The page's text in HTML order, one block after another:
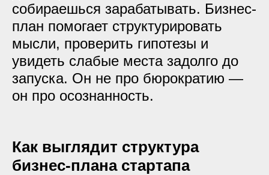
собираешься зарабатывать. Бизнес-
план помогает структурировать
мысли, проверить гипотезы и
увидеть слабые места задолго до
запуска. Он не про бюрократию —
он про осознанность.
Как выглядит структура
бизнес-плана стартапа